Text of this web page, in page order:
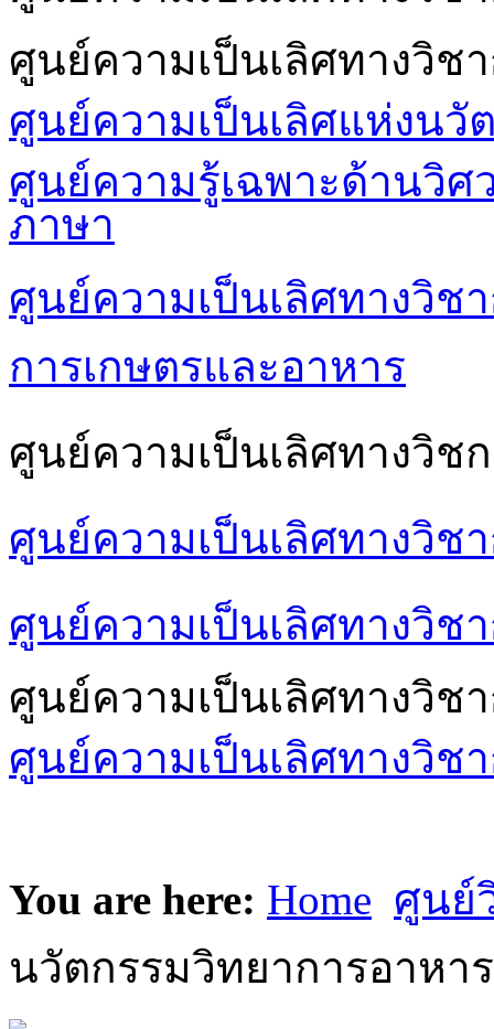
ศูนย์ความเป็นเลิศทางวิ
ศูนย์ความเป็นเลิศแห่งนวั
ศูนย์ความรู้เฉพาะด้านวิศ
ภาษา
ศูนย์ความเป็นเลิศทางวิช
การเกษตรและอาหาร
ศูนย์ความเป็นเลิศทางวิช
ศูนย์ความเป็นเลิศทางวิช
ศูนย์ความเป็นเลิศทางวิช
ศูนย์ความเป็นเลิศทางวิช
ศูนย์ความเป็นเลิศทางวิช
You are here: Home ศูนย์
นวัตกรรมวิทยาการอาหาร